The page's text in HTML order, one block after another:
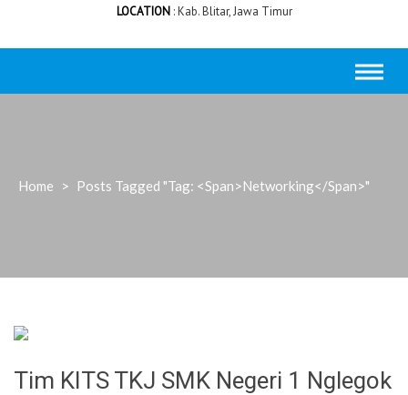
LOCATION Kab. Blitar, Jawa Timur
Home > Posts Tagged "Tag: <span>networking</span>"
Tim KITS TKJ SMK Negeri 1 Nglegok